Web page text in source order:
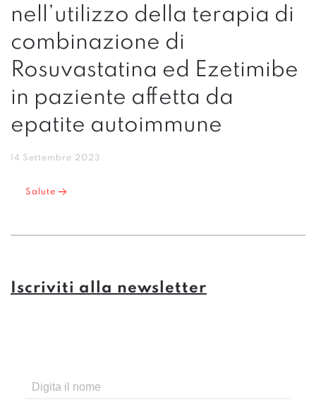
nell’utilizzo della terapia di
combinazione di
Rosuvastatina ed Ezetimibe
in paziente affetta da
epatite autoimmune
14 Settembre 2023
Salute
Iscriviti alla newsletter